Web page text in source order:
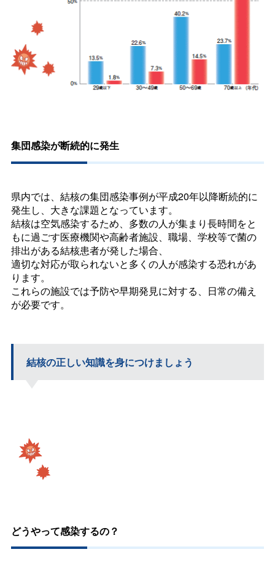
集団感染が断続的に発生
県内では、結核の集団感染事例が平成20年以降断続的に
発生し、大きな課題となっています。
結核は空気感染するため、多数の人が集まり長時間をと
もに過ごす医療機関や高齢者施設、職場、学校等で菌の
排出がある結核患者が発した場合、
適切な対応が取られないと多くの人が感染する恐れがあ
ります。
これらの施設では予防や早期発見に対する、日常の備え
が必要です。
結核の正しい知識を身につけましょう
どうやって感染するの？